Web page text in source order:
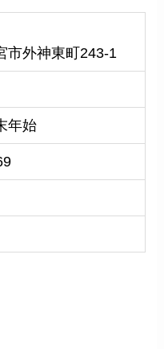
市外神東町243-1
年始